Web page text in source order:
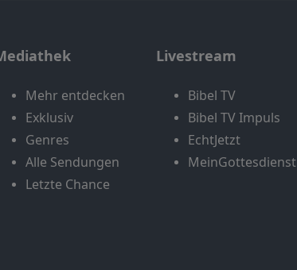
Mehr entdecken
Exklusiv
Genres
Alle Sendungen
Letzte Chance
Livestream
Bibel TV
Bibel TV Impuls
EchtJetzt
MeinGottesdienst